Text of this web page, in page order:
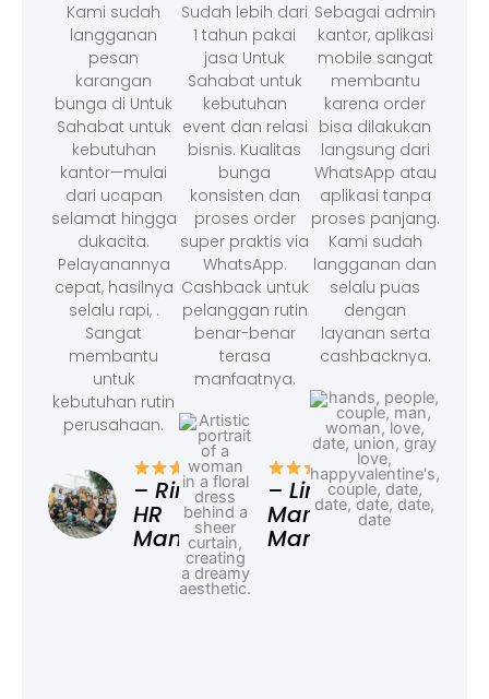
Kami sudah
langganan
pesan
karangan
bunga di Untuk
Sahabat untuk
kebutuhan
kantor—mulai
dari ucapan
selamat hingga
dukacita.
Pelayanannya
cepat, hasilnya
selalu rapi, .
Sangat
membantu
untuk
kebutuhan rutin
perusahaan.
– Rina,
HR
Manager
Sudah lebih dari
1 tahun pakai
jasa Untuk
Sahabat untuk
kebutuhan
event dan relasi
bisnis. Kualitas
bunga
konsisten dan
proses order
super praktis via
WhatsApp.
Cashback untuk
pelanggan rutin
benar-benar
terasa
manfaatnya.
– Linda,
Marketing
Manager
Sebagai admin
kantor, aplikasi
mobile sangat
membantu
karena order
bisa dilakukan
langsung dari
WhatsApp atau
aplikasi tanpa
proses panjang.
Kami sudah
langganan dan
selalu puas
dengan
layanan serta
cashbacknya.